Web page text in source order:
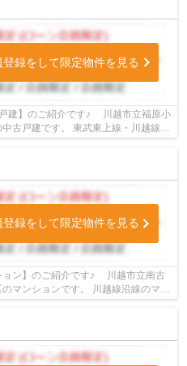
登録をして限定物件を見る
紹介です♪ 川越市立福原小
武東上線・川越線沿
古戸建で...
登録をして限定物件を見る
ン】のご紹介です♪ 川越市立南古
マンションです。 川越線沿線のマン
ンです。 ...